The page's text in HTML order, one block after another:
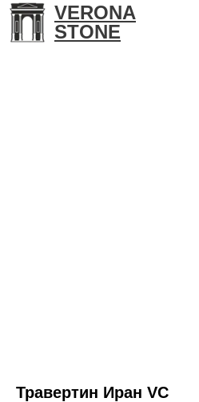
VERONA
STONE
Травертин Иран VC